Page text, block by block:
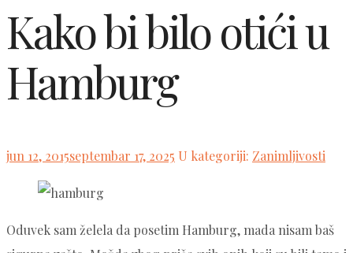
Kako bi bilo otići u
Hamburg
Posted
jun 12, 2015septembar 17, 2025 U kategoriji: Zanimljivosti
Oduvek sam želela da posetim Hamburg, mada nisam baš